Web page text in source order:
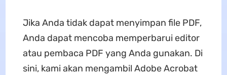
Jika Anda tidak dapat menyimpan file PDF,
Anda dapat mencoba memperbarui editor
atau pembaca PDF yang Anda gunakan. Di
sini, kami akan mengambil Adobe Acrobat